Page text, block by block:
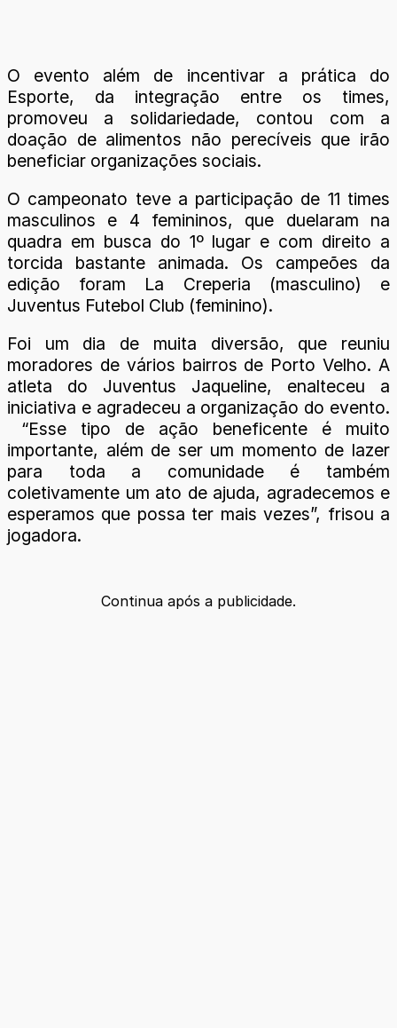
O evento além de incentivar a prática do
Esporte, da integração entre os times,
promoveu a solidariedade, contou com a
doação de alimentos não perecíveis que irão
beneficiar organizações sociais.
O campeonato teve a participação de 11 times
masculinos e 4 femininos, que duelaram na
quadra em busca do 1º lugar e com direito a
torcida bastante animada. Os campeões da
edição foram La Creperia (masculino) e
Juventus Futebol Club (feminino).
Foi um dia de muita diversão, que reuniu
moradores de vários bairros de Porto Velho. A
atleta do Juventus Jaqueline, enalteceu a
iniciativa e agradeceu a organização do evento.
“Esse tipo de ação beneficente é muito
importante, além de ser um momento de lazer
para toda a comunidade é também
coletivamente um ato de ajuda, agradecemos e
esperamos que possa ter mais vezes”, frisou a
jogadora.
Continua após a publicidade.